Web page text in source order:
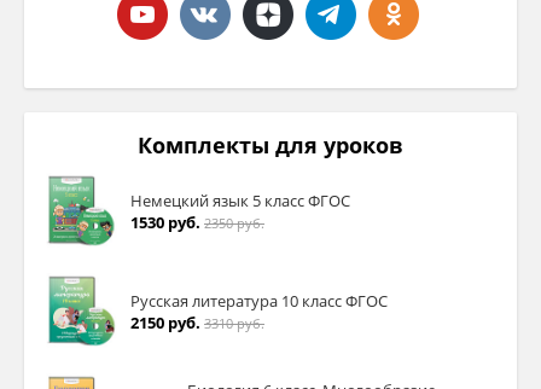
Комплекты для уроков
Немецкий язык 5 класс ФГОС
1530 руб. 2350 руб.
Русская литература 10 класс ФГОС
2150 руб. 3310 руб.